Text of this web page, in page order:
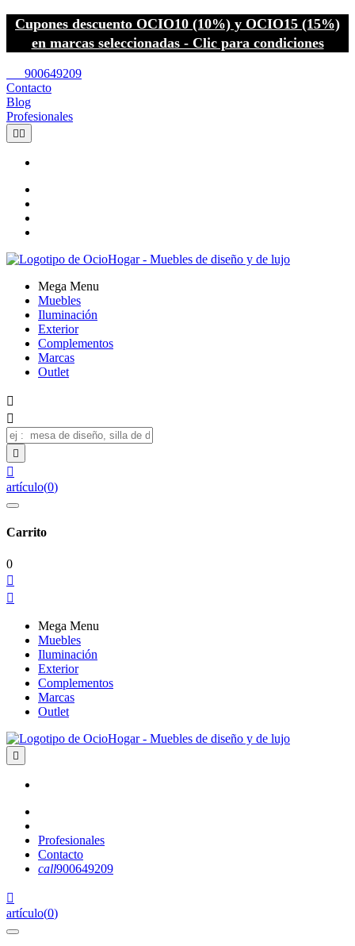
Cupones descuento OCIO10 (10%) y OCIO15 (15%)
en marcas seleccionadas - Clic para condiciones
900649209
Contacto
Blog
Profesionales
 
Mega Menu
Muebles
Iluminación
Exterior
Complementos
Marcas
Outlet




artículo(0)
Carrito
0


Mega Menu
Muebles
Iluminación
Exterior
Complementos
Marcas
Outlet

Profesionales
Contacto
call900649209

artículo(0)